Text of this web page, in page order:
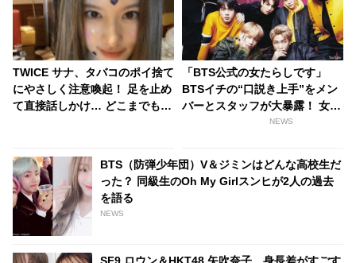
TWICE サナ、タバコのポイ捨て
にやさしく注意喚起！ 足を止め
て直接話しかけ… どこまでも真
「BTS公式の女たらしです」
BTSイチの“口説き上手”をメン
バーとスタッフが大暴露！ 女性
とのハグシーンをわざと失敗し
メンバーも！ 爆弾発言のオンパ
レードに爆笑
NEWS
BTS（防弾少年団）V＆ジミンはどんな高校生だ
った？ 同級生のOh My Girlスンヒが2人の過去
を語る
NEWS